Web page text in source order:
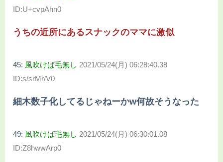
ID:U+cvpAhn0
うちの近所にあるスナックのママに激似
45: 風吹けば毛無し 2021/05/24(月) 06:28:40.38
ID:s/srMr/V0
細木数子化してるじゃねーかw何故そうなった
49: 風吹けば毛無し 2021/05/24(月) 06:30:01.08
ID:Z8hwwArp0